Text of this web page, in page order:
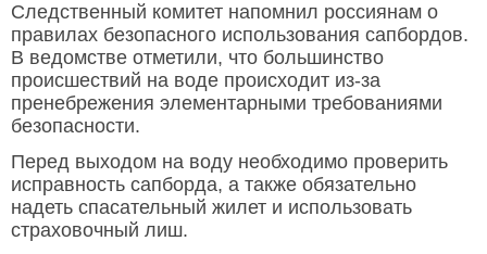
Следственный комитет напомнил россиянам о
правилах безопасного использования сапбордов.
В ведомстве отметили, что большинство
происшествий на воде происходит из-за
пренебрежения элементарными требованиями
безопасности.
Перед выходом на воду необходимо проверить
исправность сапборда, а также обязательно
надеть спасательный жилет и использовать
страховочный лиш.